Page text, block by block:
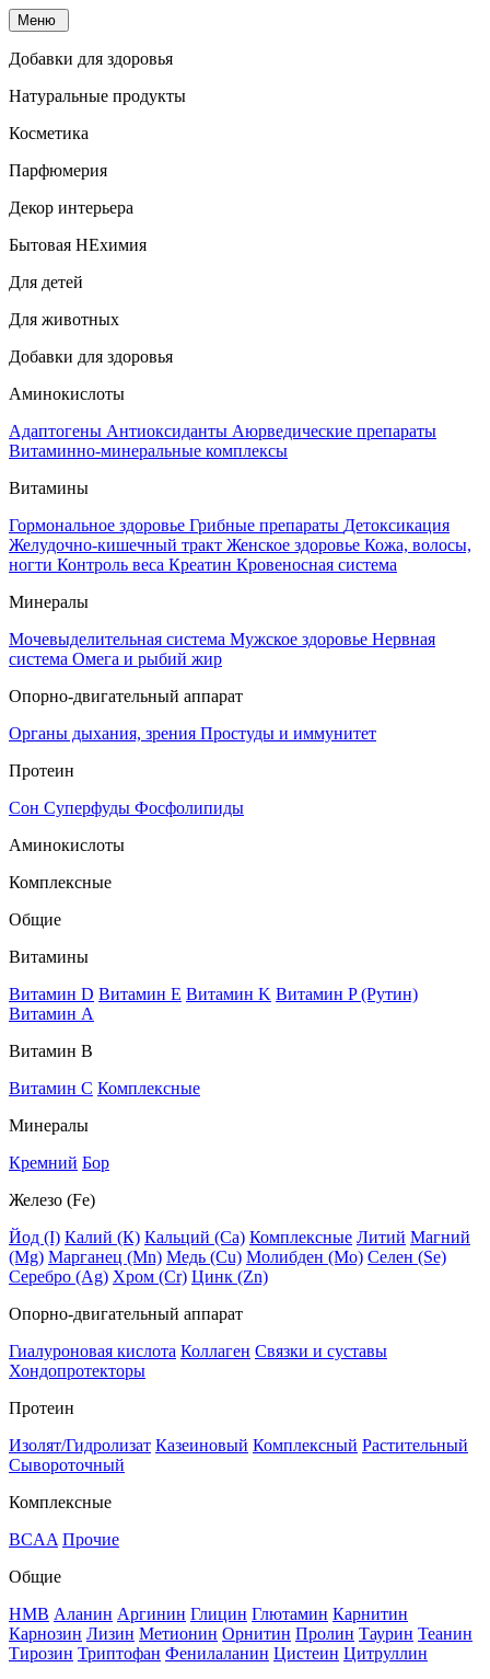
Меню
Добавки для здоровья
Натуральные продукты
Косметика
Парфюмерия
Декор интерьера
Бытовая НЕхимия
Для детей
Для животных
Добавки для здоровья
Аминокислоты
Адаптогены Антиоксиданты Аюрведические препараты
Витаминно-минеральные комплексы
Витамины
Гормональное здоровье Грибные препараты Детоксикация
Желудочно-кишечный тракт Женское здоровье Кожа, волосы,
ногти Контроль веса Креатин Кровеносная система
Минералы
Мочевыделительная система Мужское здоровье Нервная
система Омега и рыбий жир
Опорно-двигательный аппарат
Органы дыхания, зрения Простуды и иммунитет
Протеин
Сон Суперфуды Фосфолипиды
Аминокислоты
Комплексные
Общие
Витамины
Витамин D Витамин E Витамин K Витамин P (Рутин)
Витамин А
Витамин В
Витамин C Комплексные
Минералы
Кремний Бор
Железо (Fe)
Йод (I) Калий (К) Кальций (Са) Комплексные Литий Магний
(Mg) Марганец (Mn) Медь (Сu) Молибден (Мо) Селен (Se)
Серебро (Ag) Хром (Cr) Цинк (Zn)
Опорно-двигательный аппарат
Гиалуроновая кислота Коллаген Связки и суставы
Хондопротекторы
Протеин
Изолят/Гидролизат Казеиновый Комплексный Растительный
Сывороточный
Комплексные
BCAA Прочие
Общие
HMB Аланин Аргинин Глицин Глютамин Карнитин
Карнозин Лизин Метионин Орнитин Пролин Таурин Теанин
Тирозин Триптофан Фенилаланин Цистеин Цитруллин